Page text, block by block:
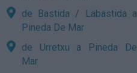
de Bastida / Labastida a
Pineda De Mar
de Urretxu a Pineda De
Mar